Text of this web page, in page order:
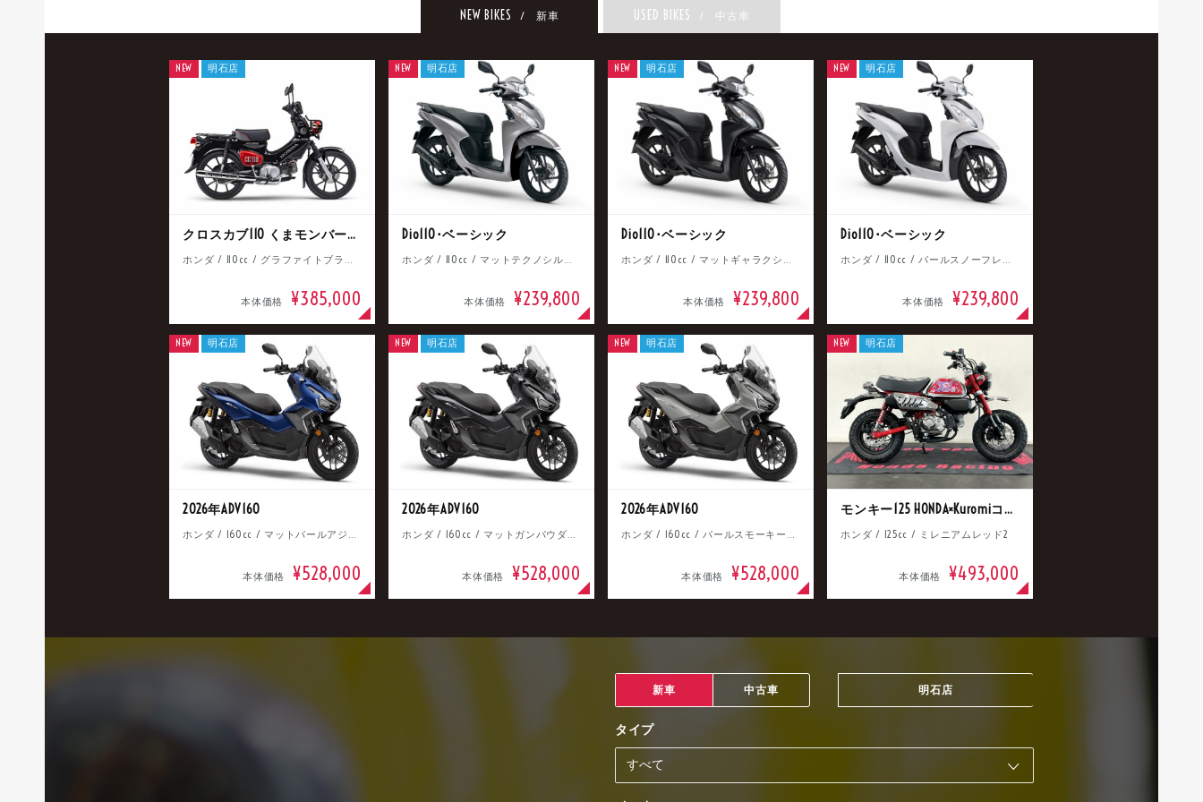
NEW BIKES / 新車 USED BIKES / 中古車
クロスカブ110 くまモンバージョン
ホンダ / 110cc / グラファイトブラック
本体価格 ¥385,000
NEW 明石店
Dio110･ベーシック
ホンダ / 110cc / マットテクノシルバーメタリック
本体価格 ¥239,800
NEW 明石店
Dio110･ベーシック
ホンダ / 110cc / マットギャラクシーブラックメタリック
本体価格 ¥239,800
NEW 明石店
Dio110･ベーシック
ホンダ / 110cc / パールスノーフレークホワイト
本体価格 ¥239,800
NEW 明石店
2026年ADV160
ホンダ / 160cc / マットパールアジャイルブルー
本体価格 ¥528,000
NEW 明石店
2026年ADV160
ホンダ / 160cc / マットガンパウダーブラックメタリック
本体価格 ¥528,000
NEW 明石店
2026年ADV160
ホンダ / 160cc / パールスモーキーグレー
本体価格 ¥528,000
NEW 明石店
モンキー125 HONDA×Kuromiコラボ
ホンダ / 125cc / ミレニアムレッド2
本体価格 ¥493,000
NEW 明石店
新車 中古車 明石店
タイプ